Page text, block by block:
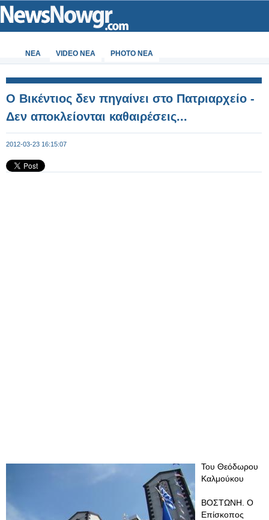
ΝΕΑ VIDEO NEA PHOTO NEA
Ο Βικέντιος δεν πηγαίνει στο Πατριαρχείο -
Δεν αποκλείονται καθαιρέσεις...
2012-03-23 16:15:07
Του Θεόδωρου
Καλμούκου
ΒΟΣΤΩΝΗ. Ο
Επίσκοπος